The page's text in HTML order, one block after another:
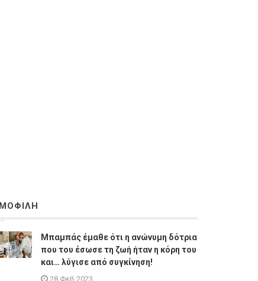
Μπαμπάς έμαθε ότι η ανώνυμη δότρια
που του έσωσε τη ζωή ήταν η κόρη του
και… λύγισε από συγκίνηση!
28 Φεβ 2023